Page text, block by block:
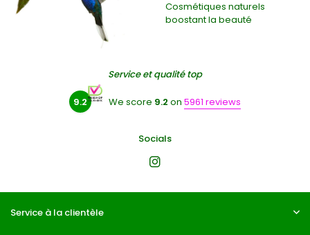
Cosmétiques naturels
boostant la beauté
Service et qualité top
9.2 We score 9.2 on 5961 reviews
Socials
Service à la clientèle